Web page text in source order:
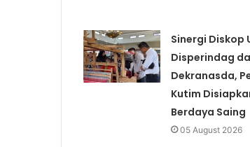
Sinergi Diskop
Disperindag
Dekranasda,
Kutim
Berdaya Saing
05 August 2026